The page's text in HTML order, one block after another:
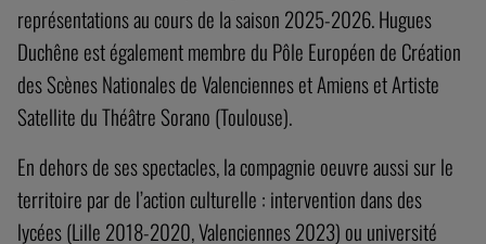
représentations au cours de la saison 2025-2026. Hugues
Duchêne est également membre du Pôle Européen de Création
des Scènes Nationales de Valenciennes et Amiens et Artiste
Satellite du Théâtre Sorano (Toulouse).
En dehors de ses spectacles, la compagnie oeuvre aussi sur le
territoire par de l’action culturelle : intervention dans des
lycées (Lille 2018-2020, Valenciennes 2023) ou université